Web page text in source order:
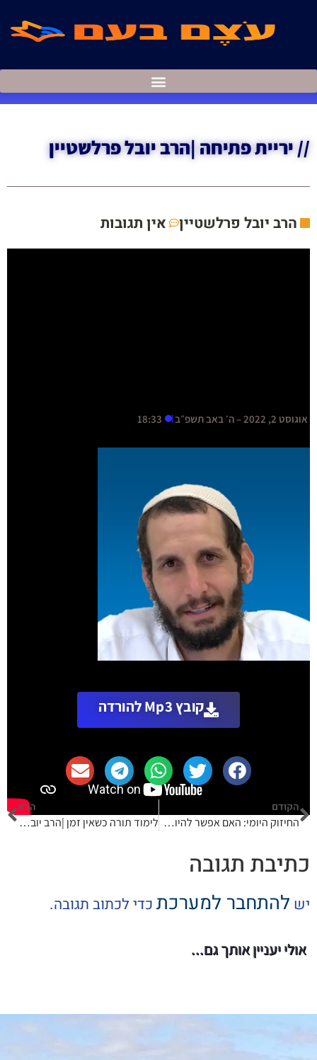
// יריית פתיחה |הרב יובל פרלשטיין
הרב יובל פרלשטיין אין תגובות
אוגוסט 2, 2022 – ה׳ באב תשפ״ב 18:33
קובץ Mp3 להורדה
הקודם
החיזוק היומי: האם אפשר להיות ללא חולצה בחוף? | הרב אריאל כהן
הבא
לימוד תורה כשאין זמן |הרב יובל פרלשטיין
כתיבת תגובה
יש להתחבר למערכתכדי לכתוב תגובה.
אולי יעניין אותך גם...